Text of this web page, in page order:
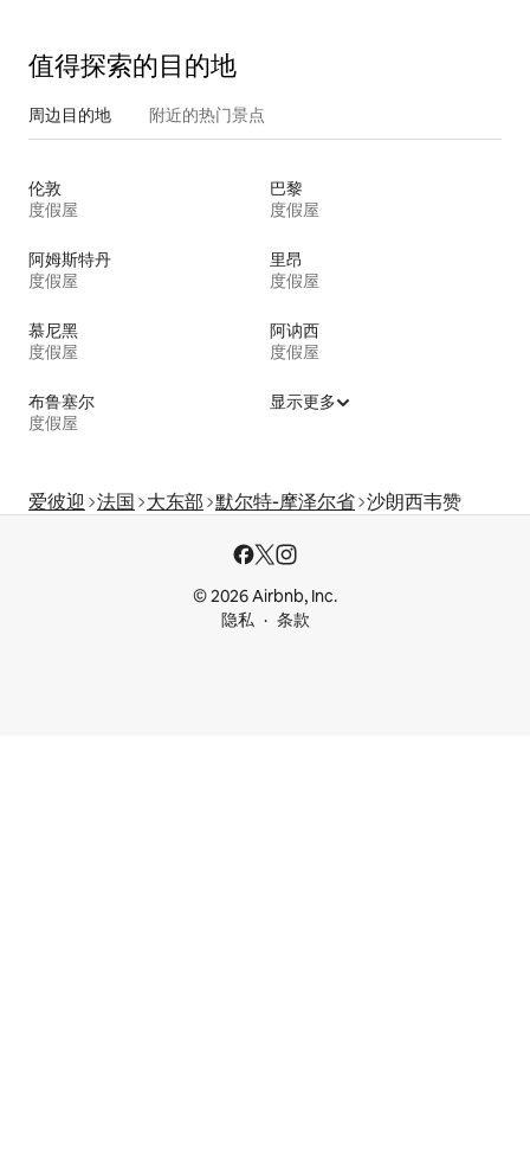
值得探索的目的地
周边目的地 附近的热门景点
伦敦
度假屋
巴黎
度假屋
阿姆斯特丹
度假屋
里昂
度假屋
慕尼黑
度假屋
阿讷西
度假屋
布鲁塞尔
度假屋
显示更多
爱彼迎 法国 大东部 默尔特-摩泽尔省 沙朗西韦赞
© 2026 Airbnb, Inc.
隐私
条款